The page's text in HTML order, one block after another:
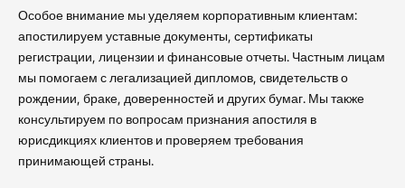
Особое внимание мы уделяем корпоративным клиентам:
апостилируем уставные документы, сертификаты
регистрации, лицензии и финансовые отчеты. Частным лицам
мы помогаем с легализацией дипломов, свидетельств о
рождении, браке, доверенностей и других бумаг. Мы также
консультируем по вопросам признания апостиля в
юрисдикциях клиентов и проверяем требования
принимающей страны.